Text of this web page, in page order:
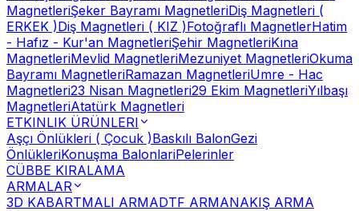
MagnetleriŞeker Bayramı MagnetleriDiş Magnetleri (
ERKEK )Diş Magnetleri ( KIZ )Fotoğraflı MagnetlerHatim
- Hafız - Kur'an MagnetleriŞehir MagnetleriKına
MagnetleriMevlid MagnetleriMezuniyet MagnetleriOkuma
Bayramı MagnetleriRamazan MagnetleriUmre - Hac
Magnetleri23 Nisan Magnetleri29 Ekim MagnetleriYılbaşı
MagnetleriAtatürk Magnetleri
ETKINLIK ÜRÜNLERI
Aşçı Önlükleri ( Çocuk )Baskılı BalonGezi
ÖnlükleriKonuşma BalonlariPelerinler
CÜBBE KIRALAMA
ARMALAR
3D KABARTMALI ARMADTF ARMANAKIŞ ARMA